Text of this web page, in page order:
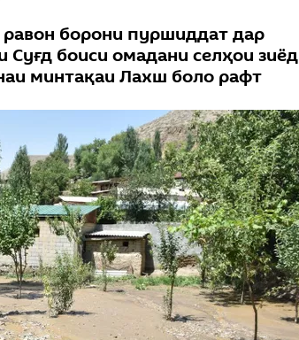
борони пуршиддат дар
боиси омадани селҳои зиёд
минтақаи Лахш боло рафт